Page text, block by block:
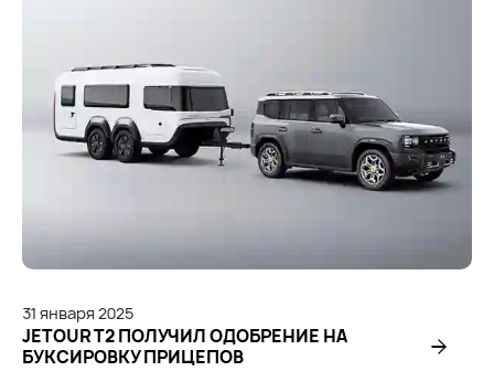
31 января2025
JETOUR T2 ПОЛУЧИЛ ОДОБРЕНИЕ НА
БУКСИРОВКУ ПРИЦЕПОВ